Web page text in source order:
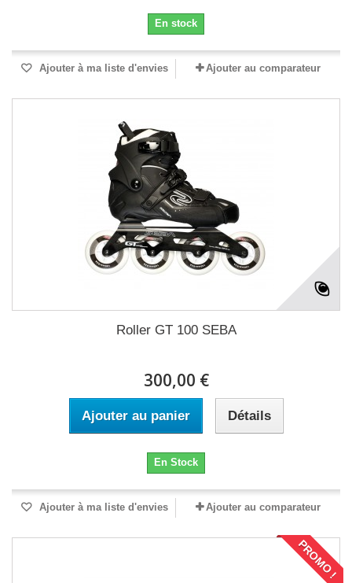
En stock
Ajouter à ma liste d'envies Ajouter au comparateur
Roller GT 100 SEBA
300,00 €
Ajouter au panier Détails
En Stock
Ajouter à ma liste d'envies Ajouter au comparateur
PROMO !